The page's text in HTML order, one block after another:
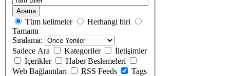
Arama
Tüm kelimeler
Herhangi biri
Tamamı
Sıralama:
Sadece Ara
Kategoriler
İletişimler
İçerikler
Haber Beslemeleri
Web Bağlantıları
RSS Feeds
Tags